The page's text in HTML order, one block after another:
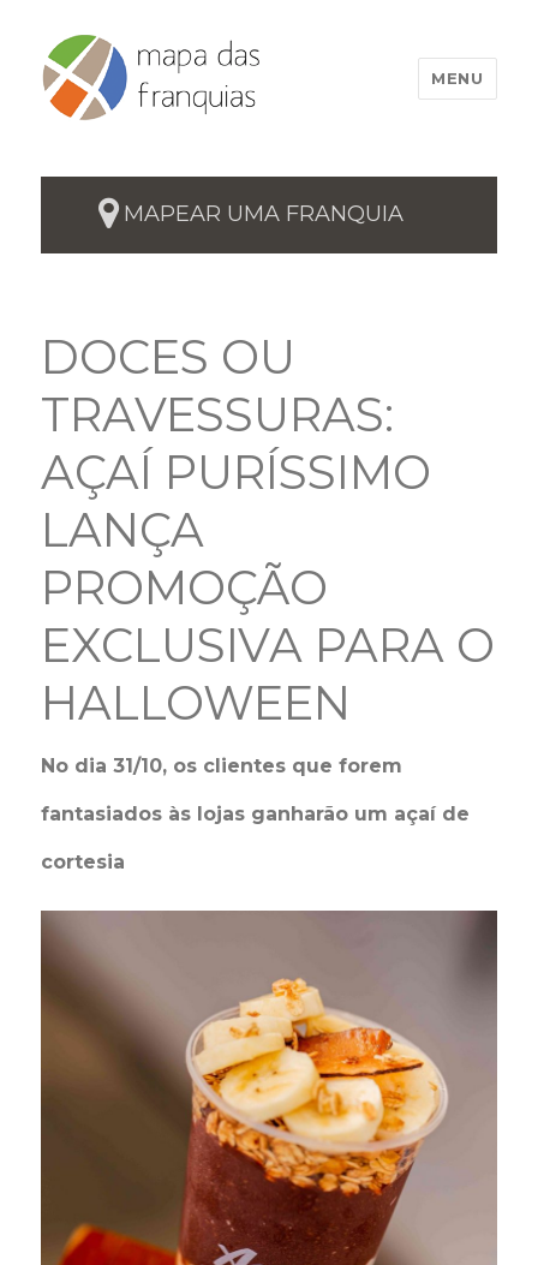
MENU
MAPEAR UMA FRANQUIA
DOCES OU
TRAVESSURAS:
AÇAÍ PURÍSSIMO
LANÇA
PROMOÇÃO
EXCLUSIVA PARA O
HALLOWEEN
No dia 31/10, os clientes que forem
fantasiados às lojas ganharão um açaí de
cortesia